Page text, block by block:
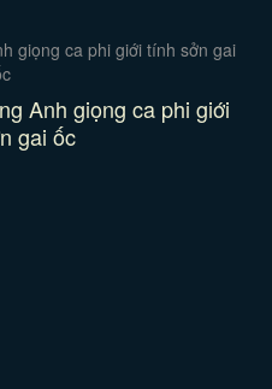
Anh giọng ca phi giới
gai ốc